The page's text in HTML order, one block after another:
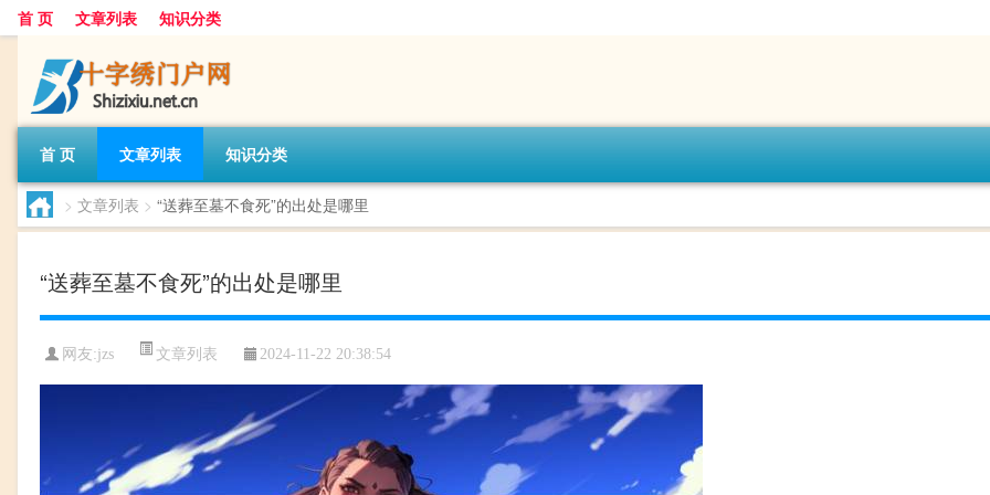
首 页 文章列表 知识分类
首 页 文章列表 知识分类
> 文章列表 > “送葬至墓不食死”的出处是哪里
“送葬至墓不食死”的出处是哪里
网友:jzs 文章列表 2024-11-22 20:38:54